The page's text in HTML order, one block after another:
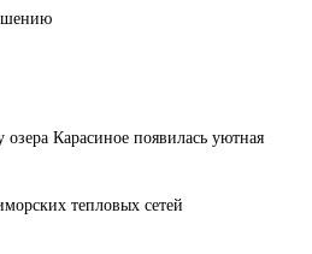
Карасиное появилась уютная
тепловых сетей